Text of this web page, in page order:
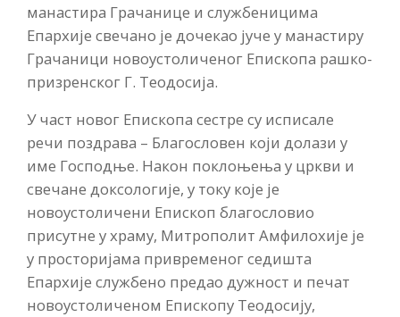
манастира Грачанице и службеницима
Епархије свечано је дочекао јуче у манастиру
Грачаници новоустоличеног Епископа рашко-
призренског Г. Теодосија.
У част новог Епископа сестре су исписале
речи поздрава – Благословен који долази у
име Господње. Након поклоњења у цркви и
свечане доксологије, у току које је
новоустоличени Епископ благословио
присутне у храму, Митрополит Амфилохије је
у просторијама привременог седишта
Епархије службено предао дужност и печат
новоустоличеном Епископу Теодосију,